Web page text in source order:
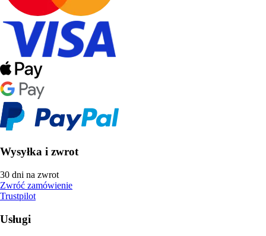
Wysyłka i zwrot
30 dni na zwrot
Zwróć zamówienie
Trustpilot
Usługi